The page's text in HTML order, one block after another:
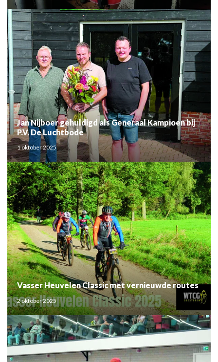
Jan Nijboer gehuldigd als Generaal Kampioen bij
P.V. De Luchtbode
1 oktober 2025
Vasser Heuvelen Classic met vernieuwde routes
2 oktober 2025